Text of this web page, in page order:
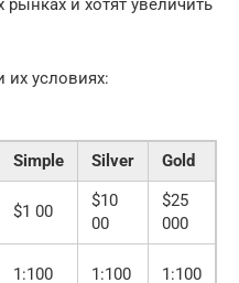
их условиях:
Simple Silver Gold
$1 00
$10
00
$25
000
1:100 1:100 1:100